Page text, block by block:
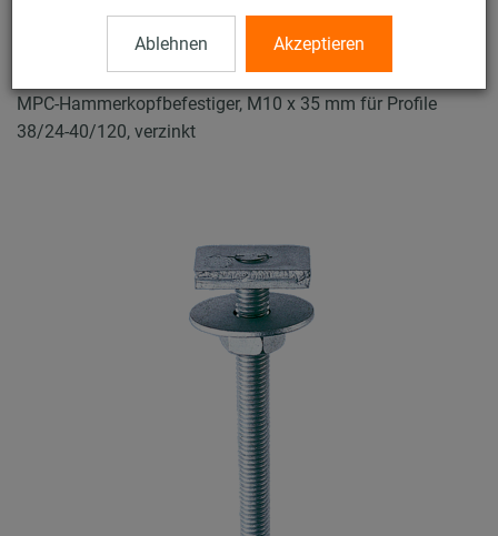
Ablehnen Akzeptieren
MPC-Hammerkopfbefestiger
38/24 - 40/120
MPC-Hammerkopfbefestiger, M10 x 35 mm für Profile
38/24-40/120, verzinkt